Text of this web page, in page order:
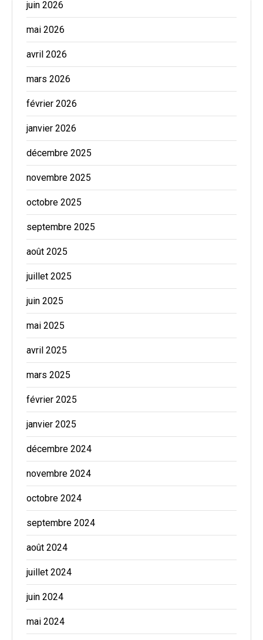
juin 2026
mai 2026
avril 2026
mars 2026
février 2026
janvier 2026
décembre 2025
novembre 2025
octobre 2025
septembre 2025
août 2025
juillet 2025
juin 2025
mai 2025
avril 2025
mars 2025
février 2025
janvier 2025
décembre 2024
novembre 2024
octobre 2024
septembre 2024
août 2024
juillet 2024
juin 2024
mai 2024